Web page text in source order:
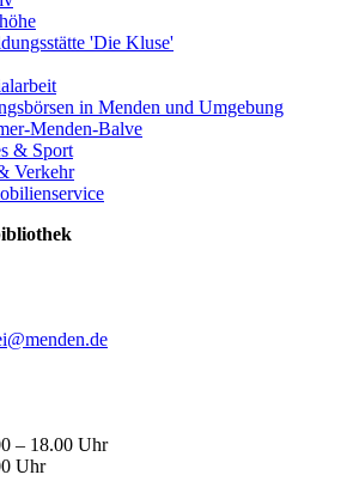
'Die Kluse'
in Menden und Umgebung
Menden-Balve
& Sport
Verkehr
– 18.00 Uhr
Uhr